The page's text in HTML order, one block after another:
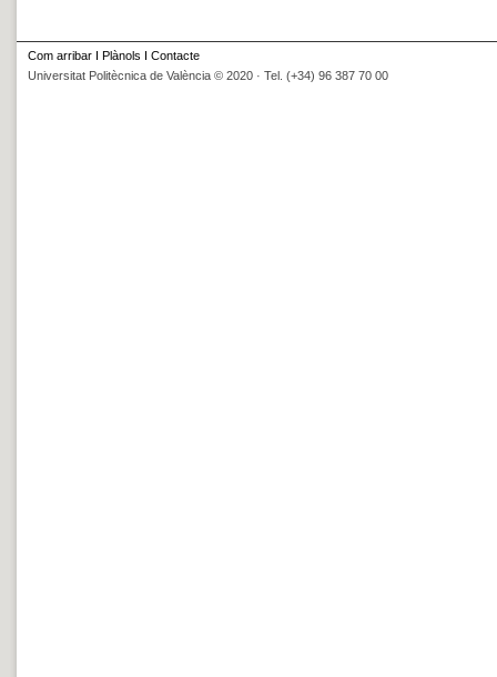
Com arribar I Plànols I Contacte
Universitat Politècnica de València © 2020 · Tel. (+34) 96 387 70 00